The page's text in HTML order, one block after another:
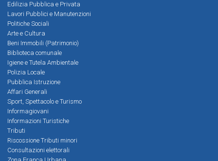
Edilizia Pubblica e Privata
Lavori Pubblici e Manutenzioni
Politiche Sociali
Arte e Cultura
Beni Immobili (Patrimonio)
Biblioteca comunale
Igiene e Tutela Ambientale
Polizia Locale
Pubblica Istruzione
Affari Generali
Sport, Spettacolo e Turismo
Informagiovani
Informazioni Turistiche
Tributi
Riscossione Tributi minori
Consultazioni elettorali